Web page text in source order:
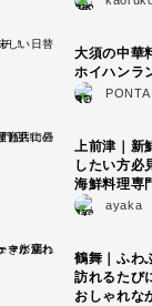
大須の中華
ホイハンラ
PONTA
上前津｜新
したい方必
海鮮料理専
ayaka
鶴舞｜ふわ
訪れるたび
おしゃれな